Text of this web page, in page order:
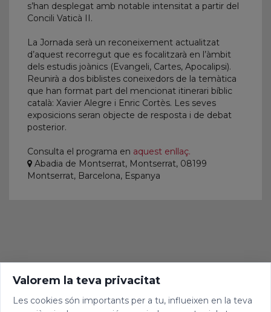
s’han desplegat amb notable intensitat a partir del
Concili Vaticà II.
La Jornada serà un reconeixement actualitzat
d’aquest recorregut que es focalitzarà en l’àmbit
dels estudis joànics (Evangeli, Cartes, Apocalipsi).
Reunirà a dos biblistes coneixedors de la temàtica
que han format part del mencionat itinerari bíblic
català: Xavier Alegre i Enric Cortès. Les seves
exposicions seran objecte de resposta i de debat
posterior.
Consulta el programa en aquest enllaç.
Abadia de Montserrat, Montserrat, 08199
Montserrat, Barcelona, Espanya
Valorem la teva privacitat
Les cookies són importants per a tu, influeixen en la teva